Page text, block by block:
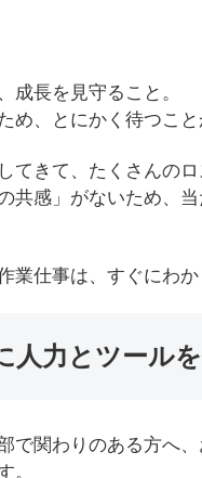
成長を見守ること。
め、とにかく待つこと
てきて、たくさんのロ
共感」がないため、
業仕事は、すぐにわか
人力とツール
で関わりのある方へ
。